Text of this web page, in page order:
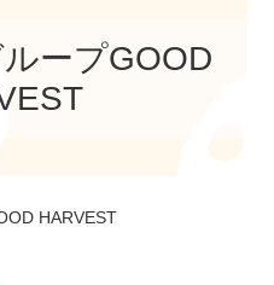
ープGOOD
HARVEST